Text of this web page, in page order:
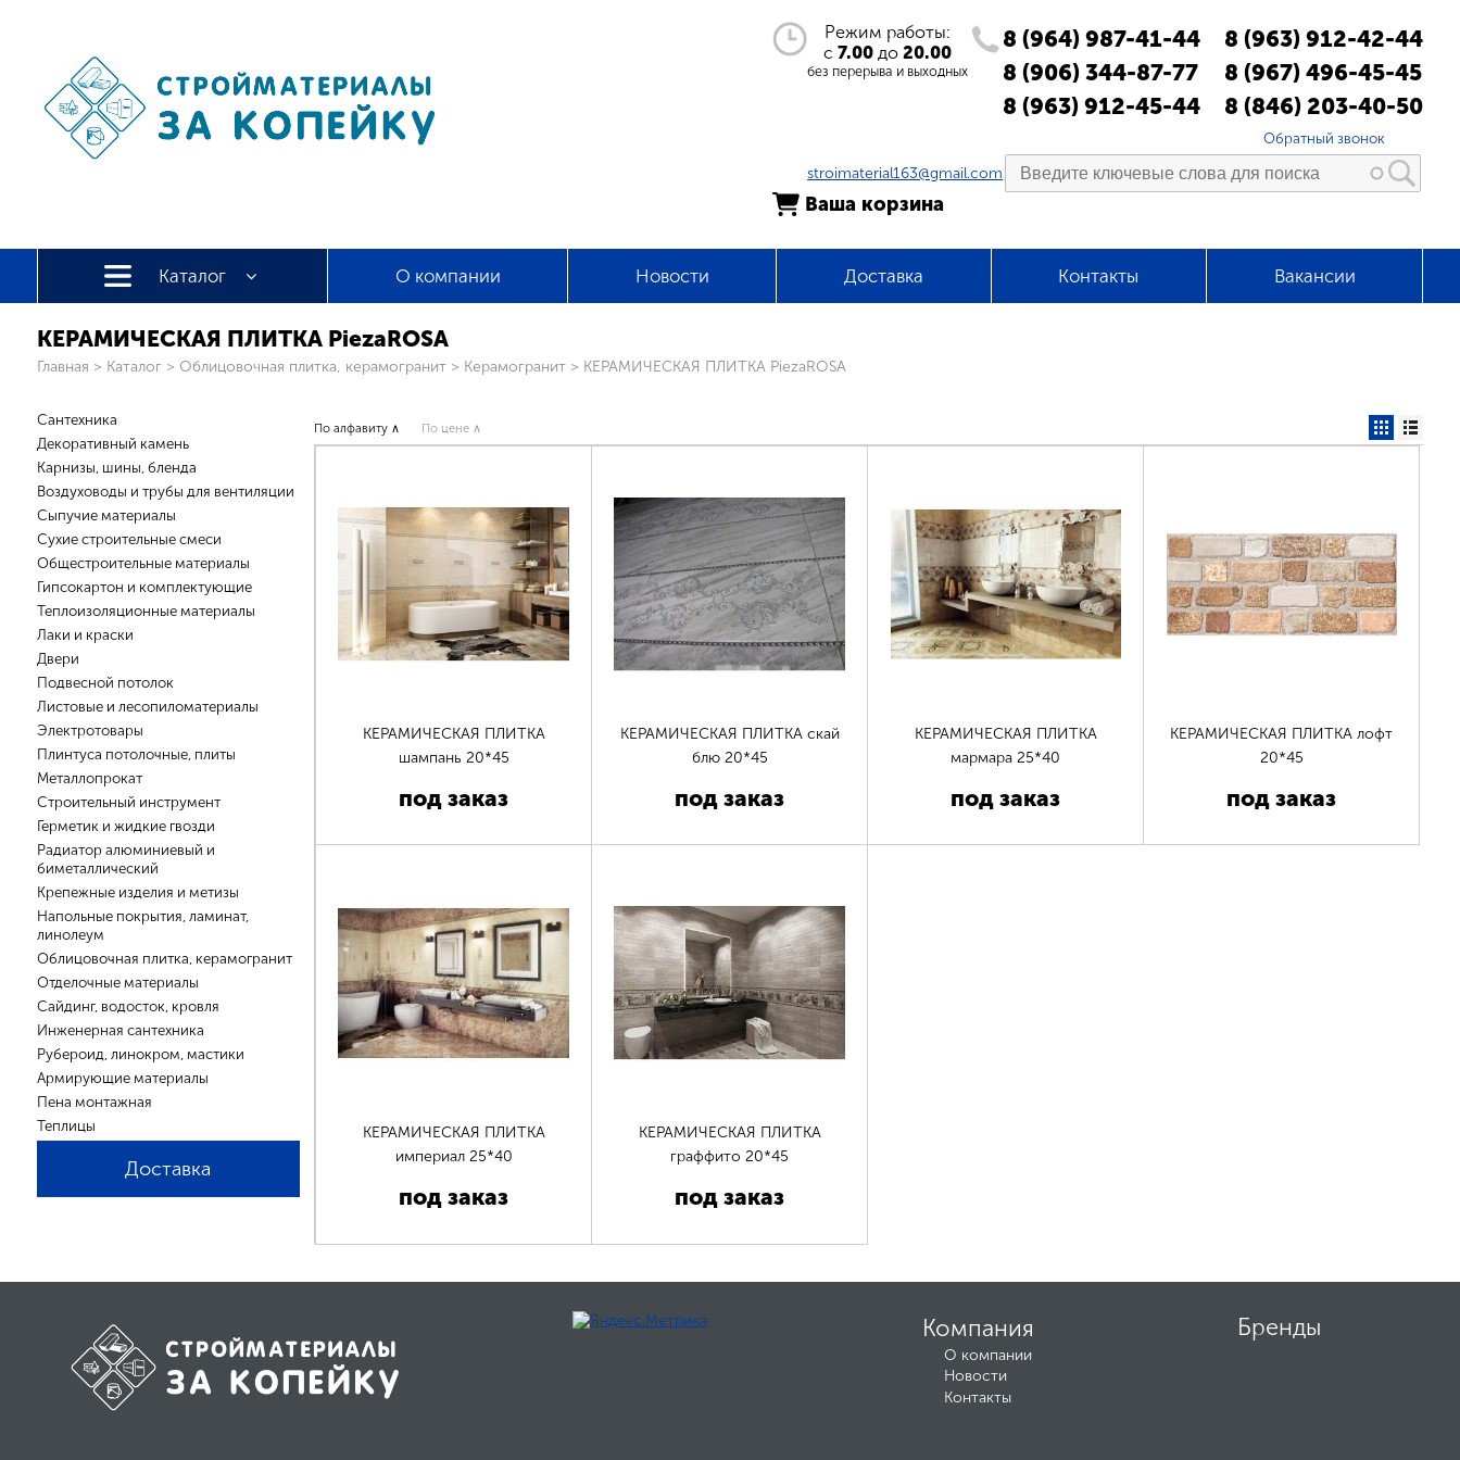
Режим работы:
с7.00 до20.00
без перерыва и выходных
8 (964) 987-41-44
8 (906) 344-87-77
8 (963) 912-45-44
8 (963) 912-42-44
8 (967) 496-45-45
8 (846) 203-40-50
Обратный звонок
stroimaterial163@gmail.com
Ваша корзина
Каталог О компании Новости Доставка Контакты Вакансии
КЕРАМИЧЕСКАЯ ПЛИТКА PiezaROSA
Вы здесь
Главная > Каталог > Облицовочная плитка, керамогранит > Керамогранит > КЕРАМИЧЕСКАЯ ПЛИТКА PiezaROSA
Сантехника
Декоративный камень
Карнизы, шины, бленда
Воздуховоды и трубы для вентиляции
Сыпучие материалы
Сухие строительные смеси
Общестроительные материалы
Гипсокартон и комплектующие
Теплоизоляционные материалы
Лаки и краски
Двери
Подвесной потолок
Листовые и лесопиломатериалы
Электротовары
Плинтуса потолочные, плиты
Металлопрокат
Строительный инструмент
Герметик и жидкие гвозди
Радиатор алюминиевый и
биметаллический
Крепежные изделия и метизы
Напольные покрытия, ламинат,
линолеум
Облицовочная плитка, керамогранит
Отделочные материалы
Сайдинг, водосток, кровля
Инженерная сантехника
Рубероид, линокром, мастики
Армирующие материалы
Пена монтажная
Теплицы
Доставка
По алфавиту ∧ По цене ∧
КЕРАМИЧЕСКАЯ ПЛИТКА
шампань 20*45
под заказ
КЕРАМИЧЕСКАЯ ПЛИТКА скай
блю 20*45
под заказ
КЕРАМИЧЕСКАЯ ПЛИТКА
мармара 25*40
под заказ
КЕРАМИЧЕСКАЯ ПЛИТКА лофт
20*45
под заказ
КЕРАМИЧЕСКАЯ ПЛИТКА
империал 25*40
под заказ
КЕРАМИЧЕСКАЯ ПЛИТКА
граффито 20*45
под заказ
Компания
О компании
Новости
Контакты
Бренды